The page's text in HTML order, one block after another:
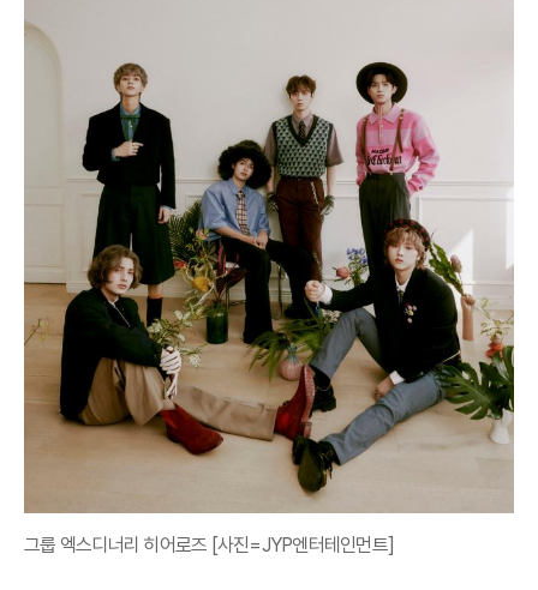
그룹 엑스디너리 히어로즈 [사진=JYP엔터테인먼트]